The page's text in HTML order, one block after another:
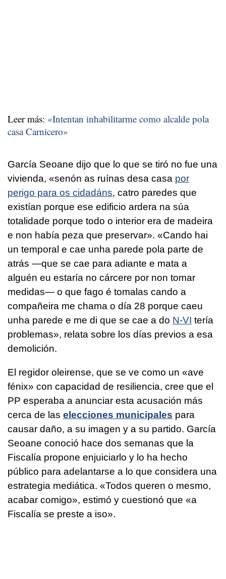
Leer más: «Intentan inhabilitarme como alcalde pola
casa Carnicero»
García Seoane dijo que lo que se tiró no fue una
vivienda, «senón as ruínas desa casa por
perigo para os cidadáns, catro paredes que
existían porque ese edificio ardera na súa
totalidade porque todo o interior era de madeira
e non había peza que preservar». «Cando hai
un temporal e cae unha parede pola parte de
atrás —que se cae para adiante e mata a
alguén eu estaría no cárcere por non tomar
medidas— o que fago é tomalas cando a
compañeira me chama o día 28 porque caeu
unha parede e me di que se cae a do N-VI tería
problemas», relata sobre los días previos a esa
demolición.
El regidor oleirense, que se ve como un «ave
fénix» con capacidad de resiliencia, cree que el
PP esperaba a anunciar esta acusación más
cerca de las elecciones municipales para
causar daño, a su imagen y a su partido. García
Seoane conoció hace dos semanas que la
Fiscalía propone enjuiciarlo y lo ha hecho
público para adelantarse a lo que considera una
estrategia mediática. «Todos queren o mesmo,
acabar comigo», estimó y cuestionó que «a
Fiscalía se preste a iso».